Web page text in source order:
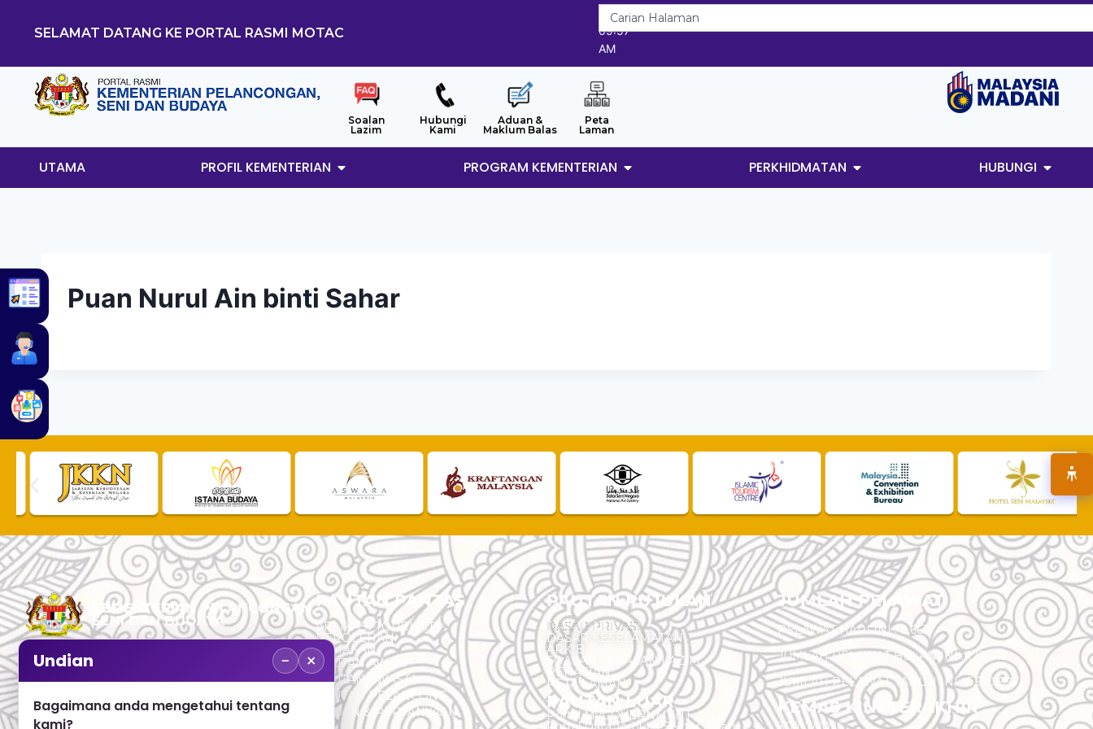
SELAMAT DATANG KE PORTAL RASMI MOTAC
8/8/2026
09:57
AM
Soalan
Lazim
Hubungi
Kami
Aduan &
Maklum Balas
Peta
Laman
UTAMA PROFIL KEMENTERIAN PROGRAM KEMENTERIAN PERKHIDMATAN HUBUNGI
Puan Nurul Ain binti Sahar
No. 2, Menara 1, Jalan P5/6, Presint 5,
+603 8000 8000
PAUTAN PANTAS
APLIKASI TOURLIST
PEROLEHAN
SEMAKAN
PAUTAN AWAM
PAUTAN SWASTA
PAUTAN PELANCONG
ADUAN & PERTANYAAN
PAUTAN RUJUKAN
DASAR PRIVASI
DASAR KESELAMATAN
ARKIB
SOALAN - SOALAN LAZIM
PENAFIAN
PETA LAMAN
PAUTAN LUAR
Portal MyGOVERNMENT
JUMLAH PELAWAT
PELAWAT HARI INI : 9,663
JUMLAH PELAWAT BULAN INI : 128,412
JUMLAH PELAWAT TAHUN INI : 5,530,997
KEMAS KINI TERAKHIR
Undian − ×
Bagaimana anda mengetahui tentang
kami?